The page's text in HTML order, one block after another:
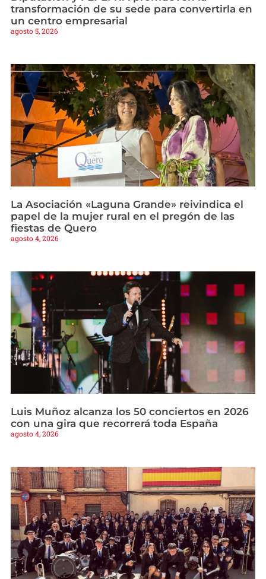
transformación de su sede para convertirla en
un centro empresarial
agosto 5, 2026
La Asociación «Laguna Grande» reivindica el
papel de la mujer rural en el pregón de las
fiestas de Quero
agosto 4, 2026
Luis Muñoz alcanza los 50 conciertos en 2026
con una gira que recorrerá toda España
agosto 4, 2026